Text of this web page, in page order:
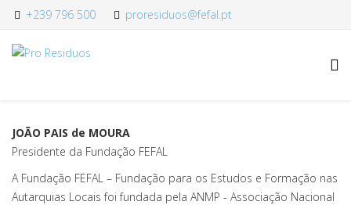
+239 796 500 proresiduos@fefal.pt
JOÃO PAIS de MOURA
Presidente da Fundação FEFAL
A Fundação FEFAL – Fundação para os Estudos e Formação nas
Autarquias Locais foi fundada pela ANMP - Associação Nacional